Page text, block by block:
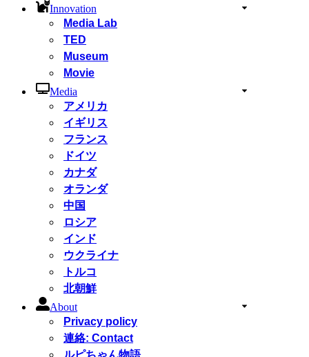
Innovation
Media Lab
TED
Museum
Movie
Media
アメリカ
イギリス
フランス
ドイツ
カナダ
オランダ
中国
ロシア
インド
ウクライナ
トルコ
北朝鮮
About
Privacy policy
連絡: Contact
ルピちゃん物語